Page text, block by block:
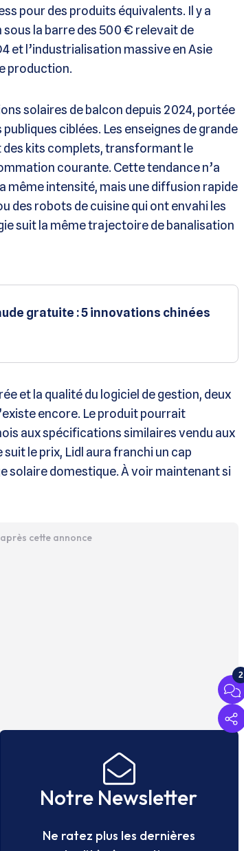
pour des produits équivalents. Il y a
sous la barre des 500 € relevait de
et l’industrialisation massive en Asie
production.
solaires de balcon depuis 2024, portée
ciblées. Les enseignes de grande
kits complets, transformant le
courante. Cette tendance n’a
même intensité, mais une diffusion rapide
des robots de cuisine qui ont envahi les
suit la même trajectoire de banalisation
gratuite : 5 innovations chinées
et la qualité du logiciel de gestion, deux
encore. Le produit pourrait
aux spécifications similaires vendu aux
le prix, Lidl aura franchi un cap
solaire domestique. À voir maintenant si
cette annonce
2
Notre Newsletter
Ne ratez plus les dernières